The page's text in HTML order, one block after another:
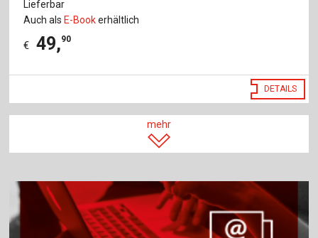
Lieferbar
Auch als E-Bookerhältlich
€ 49,90
DETAILS
mehr